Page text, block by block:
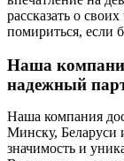
рассказать о
помириться, если
Наша
надежный
Наша компания
Минску,
значимость и